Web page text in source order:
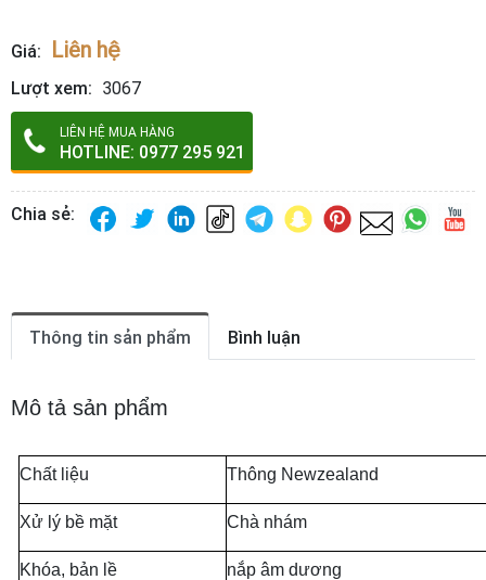
Giá: Liên hệ
Lượt xem: 3067
LIÊN HỆ MUA HÀNG
HOTLINE: 0977 295 921
Chia sẻ:
Thông tin sản phẩm Bình luận
Mô tả sản phẩm
Chất liệu Thông Newzealand
Xử lý bề mặt Chà nhám
Khóa, bản lề nắp âm dương